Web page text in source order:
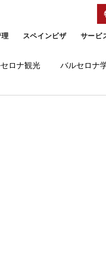
スペインビザ サービ
ロナ観光 バルセロナ